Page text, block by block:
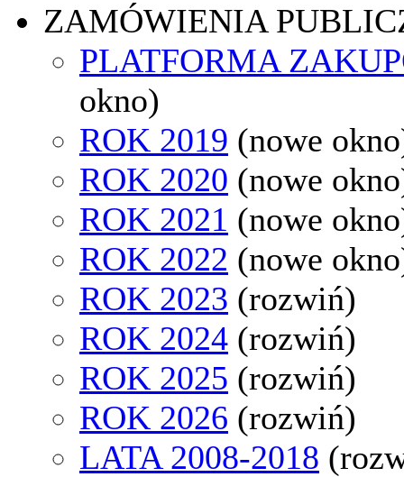
ZAMÓWIENIA
PLATFORMA
okno)
ROK 2019 (nowe
ROK 2020 (nowe
ROK 2021 (nowe
ROK 2022 (nowe
ROK 2023 (rozwiń)
ROK 2024 (rozwiń)
ROK 2025 (rozwiń)
ROK 2026 (rozwiń)
LATA 2008-2018